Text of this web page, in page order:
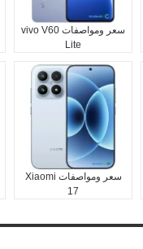
سعر ومواصفات vivo V60
Lite
سعر ومواصفات Xiaomi
17